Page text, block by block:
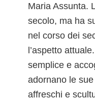
Maria Assunta.
secolo, ma ha
nel corso dei
l’aspetto
semplice e
adornano le
affreschi e